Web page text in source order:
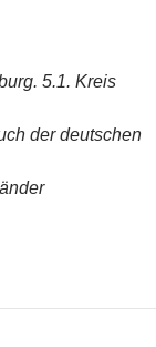
5.1. Kreis
der deutschen